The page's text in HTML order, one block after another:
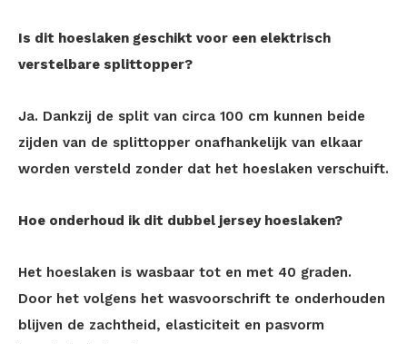
Is dit hoeslaken geschikt voor een elektrisch
verstelbare splittopper?
Ja. Dankzij de split van circa 100 cm kunnen beide
zijden van de splittopper onafhankelijk van elkaar
worden versteld zonder dat het hoeslaken verschuift.
Hoe onderhoud ik dit dubbel jersey hoeslaken?
Het hoeslaken is wasbaar tot en met 40 graden.
Door het volgens het wasvoorschrift te onderhouden
blijven de zachtheid, elasticiteit en pasvorm